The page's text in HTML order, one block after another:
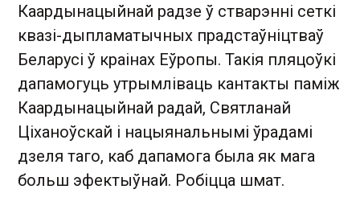
Каардынацыйнай радзе ў стварэнні сеткі
квазі-дыпламатычных прадстаўніцтваў
Беларусі ў краінах Еўропы. Такія пляцоўкі
дапамогуць утрымліваць кантакты паміж
Каардынацыйнай радай, Святланай
Ціханоўскай і нацыянальнымі ўрадамі
дзеля таго, каб дапамога была як мага
больш эфектыўнай. Робіцца шмат.